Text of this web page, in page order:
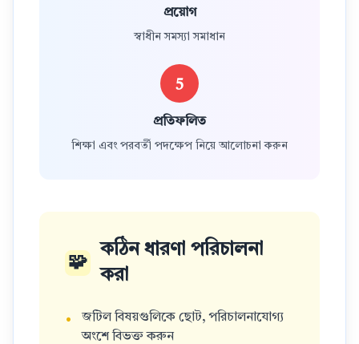
প্রয়োগ
স্বাধীন সমস্যা সমাধান
5
প্রতিফলিত
শিক্ষা এবং পরবর্তী পদক্ষেপ নিয়ে আলোচনা করুন
🧩
কঠিন ধারণা পরিচালনা
করা
•
জটিল বিষয়গুলিকে ছোট, পরিচালনাযোগ্য
অংশে বিভক্ত করুন